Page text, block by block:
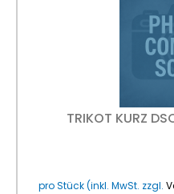
TRIKOT KURZ
pro Stück (inkl. MwSt. zzgl.